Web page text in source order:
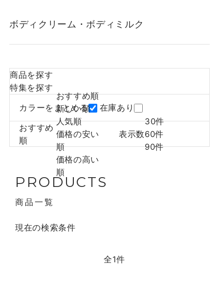
ボディクリーム・ボディミルク
商品を探す
特集を探す
カラーをまとめる 在庫あり
おすすめ
順
おすすめ順
新しい順
人気順
価格の安い
順
価格の高い
順
表示数
30件
60件
90件
PRODUCTS
商品一覧
現在の検索条件
全1件